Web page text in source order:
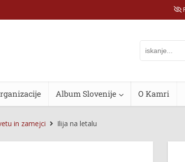
Album Slovenije O Kamri
in zamejci Ilija na letalu